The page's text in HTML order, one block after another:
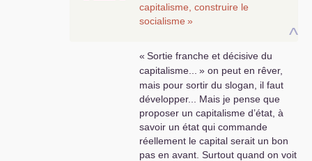
^
capitalisme, construire le
socialisme »
« Sortie franche et décisive du
capitalisme... » on peut en rêver,
mais pour sortir du slogan, il faut
développer... Mais je pense que
proposer un capitalisme d’état, à
savoir un état qui commande
réellement le capital serait un bon
pas en avant. Surtout quand on voit